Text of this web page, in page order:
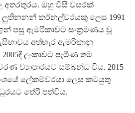
අතරතුරය. ඔහු විසි වසරක්
කර්නල්වරයකු ලෙස 1991
ඉන් පසු ඇමරිකාවට සංක්‍රමණය වූ
අත්හැර ඇමරිකානු
ලංකාවට පැමිණ තම
ව්‍යාපාරයට සම්බන්ධ විය. 2015
ලේකම්වරයා ලෙස කටයුතු
තේරී පත්විය.